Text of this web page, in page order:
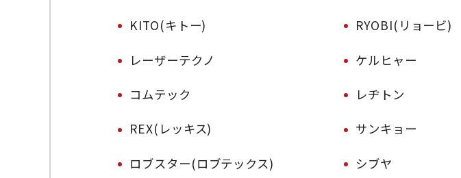
KITO(キトー) RYOBI(リョービ)
レーザーテクノ ケルヒャー
コムテック レヂトン
REX(レッキス) サンキョー
ロブスター(ロブテックス) シブヤ